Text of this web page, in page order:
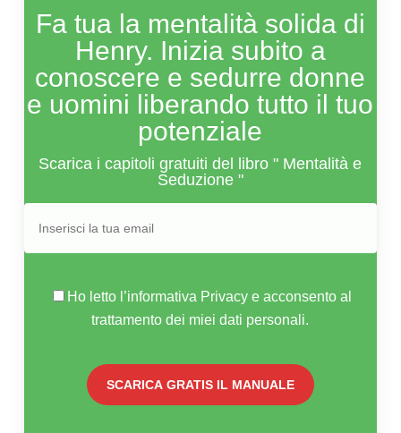
Fa tua la mentalità solida di
Henry. Inizia subito a
conoscere e sedurre donne
e uomini liberando tutto il tuo
potenziale
Scarica i capitoli gratuiti del libro " Mentalità e
Seduzione "
Ho letto l’informativa Privacy e acconsento al
trattamento dei miei dati personali.